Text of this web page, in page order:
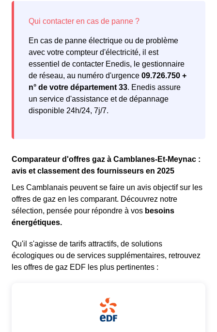
En cas de panne électrique ou de problème
avec votre compteur d'électricité, il est
essentiel de contacter Enedis, le gestionnaire
de réseau, au numéro d'urgence 09.726.750 +
n° de votre département 33. Enedis assure
un service d'assistance et de dépannage
disponible 24h/24, 7j/7.
Comparateur d'offres gaz à Camblanes-Et-Meynac :
avis et classement des fournisseurs en 2025
Les Camblanais peuvent se faire un avis objectif sur les
offres de gaz en les comparant. Découvrez notre
sélection, pensée pour répondre à vos besoins
énergétiques.
Qu'il s'agisse de tarifs attractifs, de solutions
écologiques ou de services supplémentaires, retrouvez
les offres de gaz EDF les plus pertinentes :